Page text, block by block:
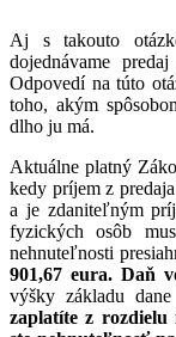
Aj s takouto
dojednávame
Odpovedí na túto
toho, akým
dlho ju má.
Aktuálne platný
kedy príjem z
a je zdaniteľným
fyzických osôb
nehnuteľnosti
901,67 eura. Daň
výšky základu
zaplatíte z rozdielu